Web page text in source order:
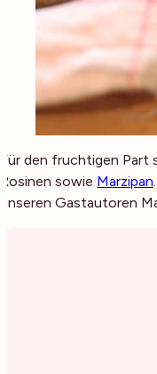
Für den fruchtigen
Rosinen sowie Marzipan
unseren Gastautoren